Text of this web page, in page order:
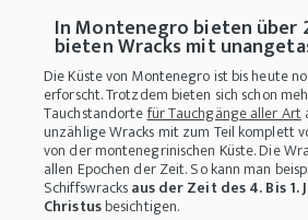
In Montenegro bieten über
bieten Wracks mit
Die Küste von Montenegro ist bis heute
erforscht. Trotzdem bieten sich schon
Tauchstandortefür Tauchgänge aller Art
unzählige Wracks mit zum Teil komplett
von der montenegrinischen Küste. Die
allen Epochen der Zeit. So kann man
Schiffswracksaus der Zeit des 4. Bis
Christusbesichtigen.